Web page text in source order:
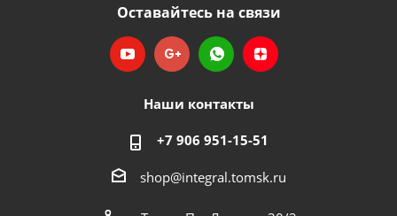
Оставайтесь на связи
Наши контакты
+7 906 951-15-51
shop@integral.tomsk.ru